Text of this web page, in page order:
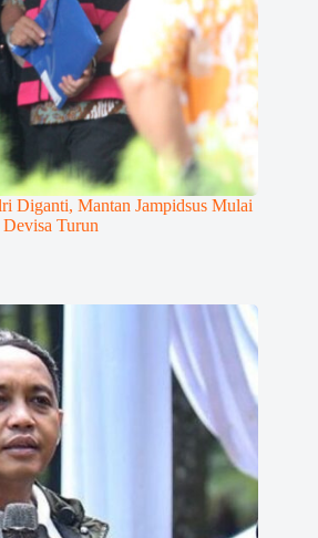
Diganti, Mantan Jampidsus Mulai
Turun